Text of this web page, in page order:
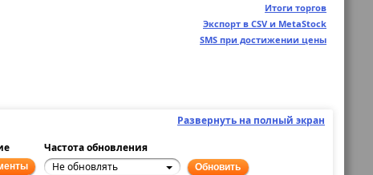
Итоги торгов
Экспорт в CSV и MetaStock
SMS при достижении цены
Развернуть на полный экран
Частота обновления
Не обновлять Обновить